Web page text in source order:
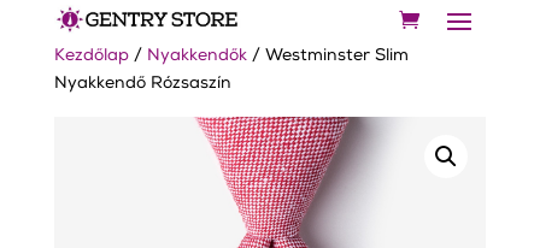
Kezdőlap/ Nyakkendők/ Westminster Slim
Nyakkendő Rózsaszín